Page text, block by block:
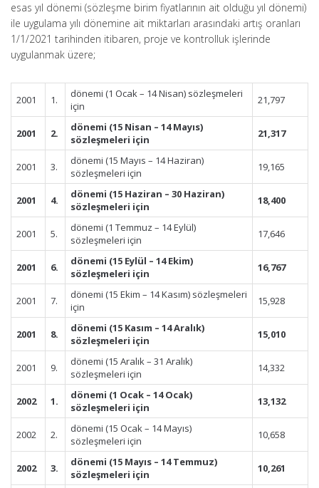
esas yıl dönemi (sözleşme birim fiyatlarının ait olduğu yıl dönemi)
ile uygulama yılı dönemine ait miktarları arasındaki artış oranları
1/1/2021 tarihinden itibaren, proje ve kontrolluk işlerinde
uygulanmak üzere;
2001 1.
dönemi (1 Ocak – 14 Nisan) sözleşmeleri
için
21,797
2001 2.
dönemi (15 Nisan – 14 Mayıs)
sözleşmeleri için
21,317
2001 3.
dönemi (15 Mayıs – 14 Haziran)
sözleşmeleri için
19,165
2001 4.
dönemi (15 Haziran – 30 Haziran)
sözleşmeleri için
18,400
2001 5.
dönemi (1 Temmuz – 14 Eylül)
sözleşmeleri için
17,646
2001 6.
dönemi (15 Eylül – 14 Ekim)
sözleşmeleri için
16,767
2001 7.
dönemi (15 Ekim – 14 Kasım) sözleşmeleri
için
15,928
2001 8.
dönemi (15 Kasım – 14 Aralık)
sözleşmeleri için
15,010
2001 9.
dönemi (15 Aralık – 31 Aralık)
sözleşmeleri için
14,332
2002 1.
dönemi (1 Ocak – 14 Ocak)
sözleşmeleri için
13,132
2002 2.
dönemi (15 Ocak – 14 Mayıs)
sözleşmeleri için
10,658
2002 3.
dönemi (15 Mayıs – 14 Temmuz)
sözleşmeleri için
10,261